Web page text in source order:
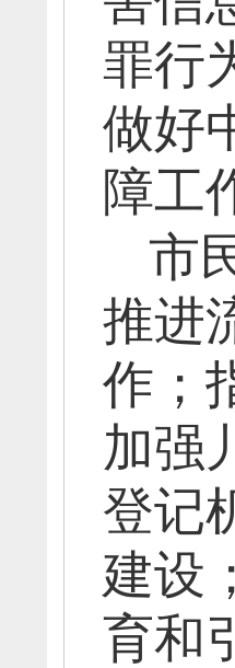
罪行
做好
障工
市
推进
作；
加强
登记
建设
育和